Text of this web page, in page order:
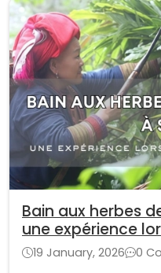
Bain aux herbes
une expérience
Vietnam
19 January, 2026
0